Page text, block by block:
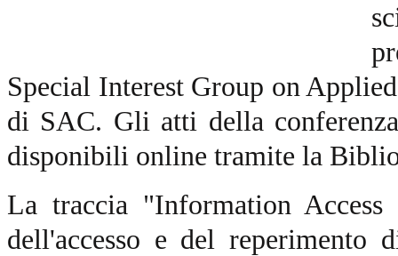
Special Interest Group on
di SAC. Gli atti della
disponibili online tramite la
La traccia "Information
dell'accesso e del